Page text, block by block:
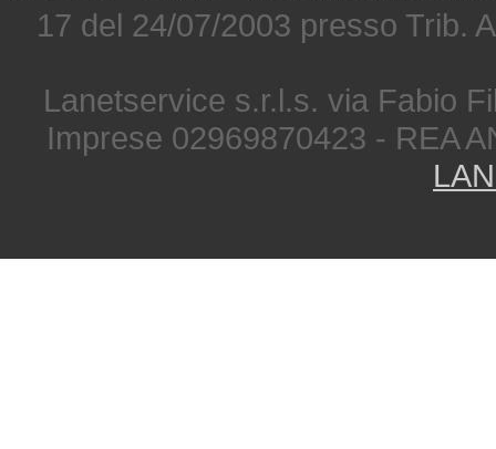
17 del 24/07/2003 presso Trib.
Lanetservice s.r.l.s. via Fabio
Imprese 02969870423 - REA